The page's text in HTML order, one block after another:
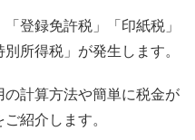
登録免許税」「印紙税」
所得税」が発生します。
計算方法や簡単に税金が
紹介します。